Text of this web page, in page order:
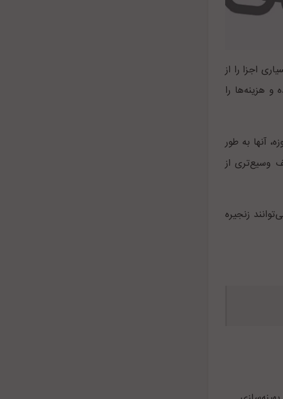
اجزا را از
و هزینه‌ها را
آنها به طور
وسیع‌تری از
زنجیره